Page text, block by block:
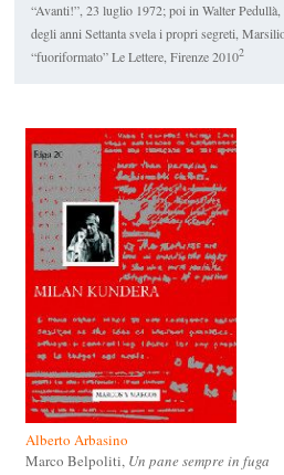
“Avanti!”, 23 luglio 1972; poi in Walter Pedullà,
degli anni Settanta svela i propri segreti ,
“fuoriformato” Le Lettere, Firenze 20102
Alberto Arbasino
Marco Belpoliti, Un pane sempre in fuga